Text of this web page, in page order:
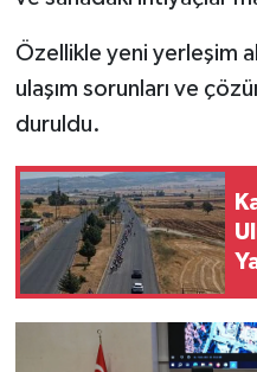
Özellikle yeni yerleşim
ulaşım sorunları ve
duruldu.
MİZAH
Genel
Politika
YEREL